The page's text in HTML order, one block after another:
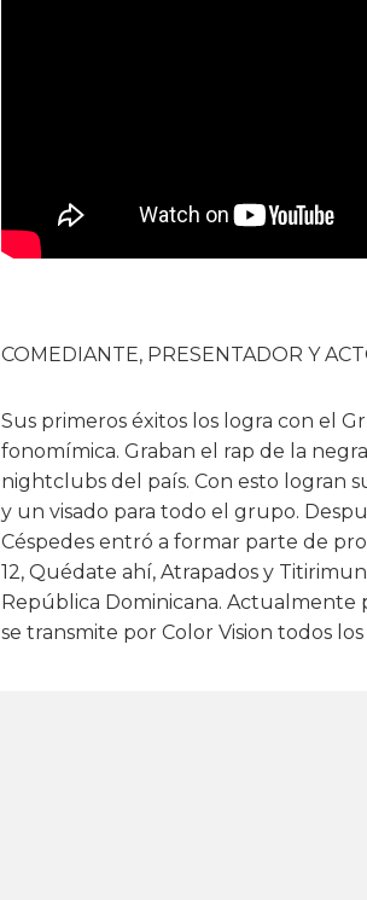
COMEDIANTE, PRESENTADOR Y
Sus primeros éxitos los logra con el
fonomímica. Graban el rap de la
nightclubs del país. Con esto logran
y un visado para todo el grupo.
Céspedes entró a formar parte de
12, Quédate ahí, Atrapados y
República Dominicana.
se transmite por Color Vision todos